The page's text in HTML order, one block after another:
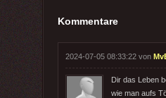
Kommentare
2024-07-05 08:33:22 von
Dir das Leben
wie man aufs